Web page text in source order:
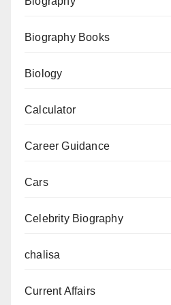
Biography Books
Biology
Calculator
Career Guidance
Cars
Celebrity Biography
chalisa
Current Affairs